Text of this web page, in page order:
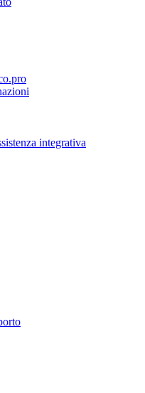
integrativa